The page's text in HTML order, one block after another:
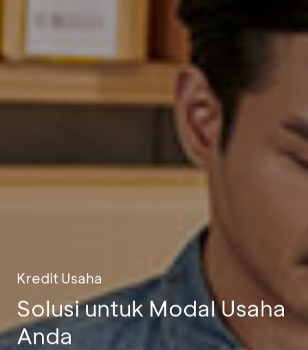
Kredit Usaha
Solusi untuk Modal Usaha
Anda